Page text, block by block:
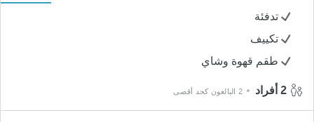
تدفئة
تكييف
طقم قهوة وشاي
2 البالغون كحد أقصى